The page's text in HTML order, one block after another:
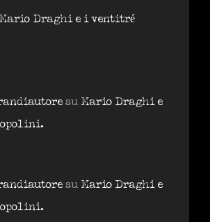
Mario Draghi e i ventitré
su Mario Draghi e
su Mario Draghi e